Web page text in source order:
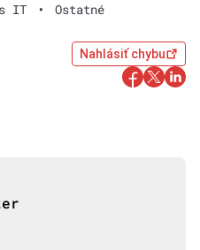
IT • Ostatné
Nahlásiť chybu